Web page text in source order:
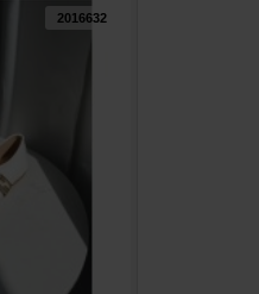
2016632